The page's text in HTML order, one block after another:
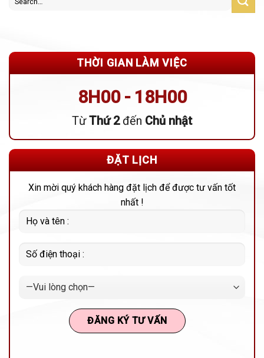
THỜI GIAN LÀM VIỆC
8H00 - 18H00
TừThứ 2đến Chủ nhật
ĐẶT LỊCH
Xin mời quý khách hàng đặt lịch để được tư vấn tốt
nhất !